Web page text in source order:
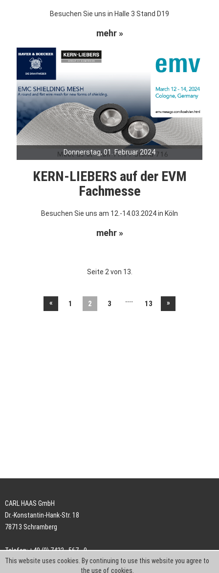
Besuchen Sie uns in Halle 3 Stand D19
mehr »
Donnerstag, 01. Februar 2024
KERN-LIEBERS auf der EVM
Fachmesse
Besuchen Sie uns am 12.-14.03.2024 in Köln
mehr »
Seite 2 von 13.
« 1 2 3 .... 13 »
CARL HAAS GmbH
Dr.-Konstantin-Hank-Str. 18
78713 Schramberg
Telefon: +49 (0) 7422 . 567 - 0
Telefax: +49 (0) 7422 . 567 - 239
This website uses cookies. By continuing to use this website you agree to
the use of cookies.